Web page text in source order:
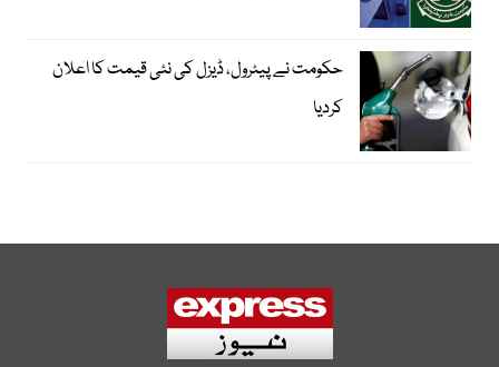
حکومت نے پیٹرول، ڈیزل کی نئی قیمت کا اعلان
کردیا